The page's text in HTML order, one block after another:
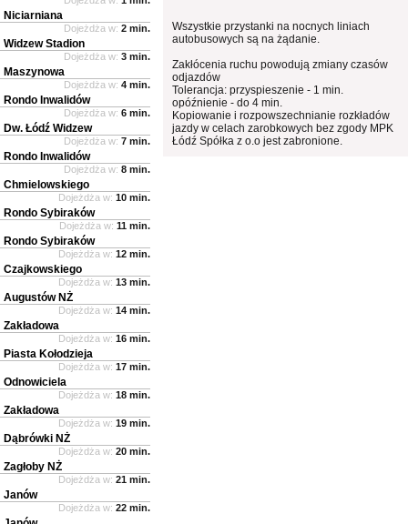
Wszystkie przystanki na nocnych liniach
autobusowych są na żądanie.
Zakłócenia ruchu powodują zmiany czasów
odjazdów
Tolerancja: przyspieszenie - 1 min.
opóźnienie - do 4 min.
Kopiowanie i rozpowszechnianie rozkładów
jazdy w celach zarobkowych bez zgody MPK
Łódź Spółka z o.o jest zabronione.
Niciarniana
Dojeżdża w: 2 min.
Widzew Stadion
Dojeżdża w: 3 min.
Maszynowa
Dojeżdża w: 4 min.
Rondo Inwalidów
Dojeżdża w: 6 min.
Dw. Łódź Widzew
Dojeżdża w: 7 min.
Rondo Inwalidów
Dojeżdża w: 8 min.
Chmielowskiego
Dojeżdża w: 10 min.
Rondo Sybiraków
Dojeżdża w: 11 min.
Rondo Sybiraków
Dojeżdża w: 12 min.
Czajkowskiego
Dojeżdża w: 13 min.
Augustów NŻ
Dojeżdża w: 14 min.
Zakładowa
Dojeżdża w: 16 min.
Piasta Kołodzieja
Dojeżdża w: 17 min.
Odnowiciela
Dojeżdża w: 18 min.
Zakładowa
Dojeżdża w: 19 min.
Dąbrówki NŻ
Dojeżdża w: 20 min.
Zagłoby NŻ
Dojeżdża w: 21 min.
Janów
Dojeżdża w: 22 min.